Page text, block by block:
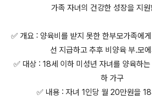
가족 자녀의 건강한 성장을 지
✅ 개요 : 양육비를 받지 못한 한부모가족에
선 지급하고 추후 비양육 부.모
✅ 대상 : 18세 이하 미성년 자녀를 양육하
하 가구
✅ 내용 : 자녀 1인당 월 20만원을